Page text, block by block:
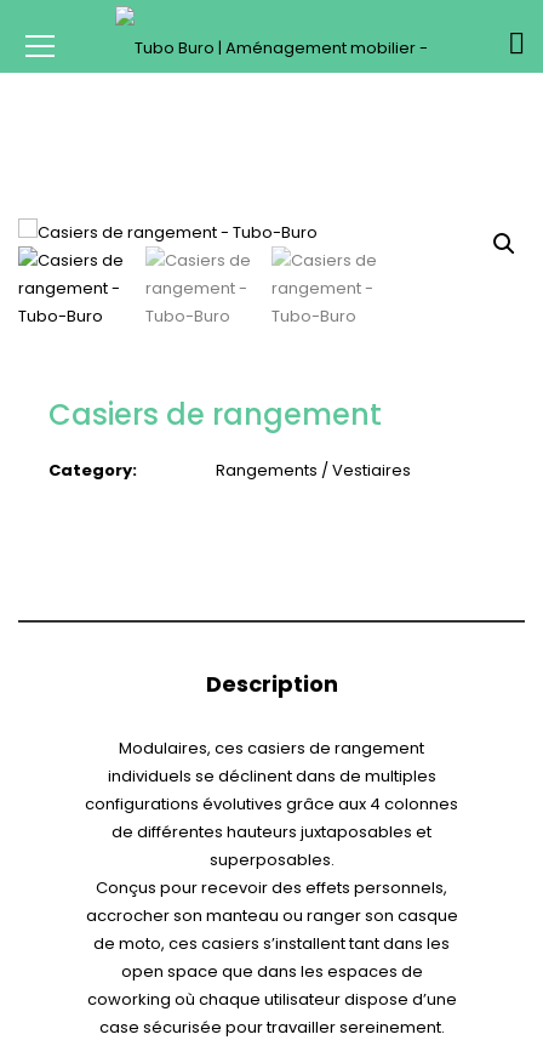
Casiers de rangement
Category: Rangements / Vestiaires
Description
Modulaires, ces casiers de rangement
individuels se déclinent dans de multiples
configurations évolutives grâce aux 4 colonnes
de différentes hauteurs juxtaposables et
superposables.
Conçus pour recevoir des effets personnels,
accrocher son manteau ou ranger son casque
de moto, ces casiers s’installent tant dans les
open space que dans les espaces de
coworking où chaque utilisateur dispose d’une
case sécurisée pour travailler sereinement.